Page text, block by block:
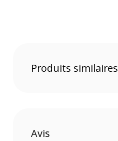
Produits similaires
Avis